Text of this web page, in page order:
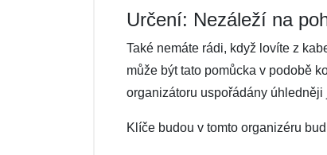
Určení: Nezáleží na
Také nemáte rádi, když lovíte z
může být tato pomůcka v podobě
organizátoru uspořádány úhledněji
Klíče budou v tomto organizéru